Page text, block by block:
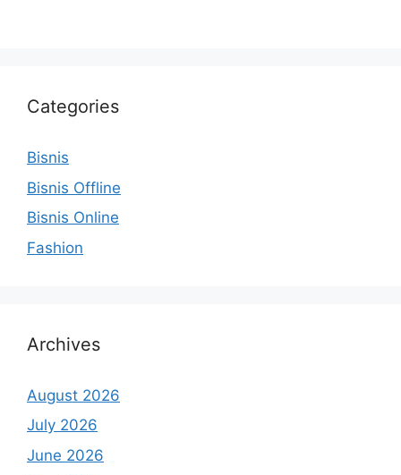
Categories
Bisnis
Bisnis Offline
Bisnis Online
Fashion
Archives
August 2026
July 2026
June 2026